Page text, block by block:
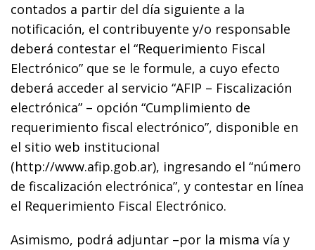
contados a partir del día siguiente a la
notificación, el contribuyente y/o responsable
deberá contestar el “Requerimiento Fiscal
Electrónico” que se le formule, a cuyo efecto
deberá acceder al servicio “AFIP – Fiscalización
electrónica” – opción “Cumplimiento de
requerimiento fiscal electrónico”, disponible en
el sitio web institucional
(http://www.afip.gob.ar), ingresando el “número
de fiscalización electrónica”, y contestar en línea
el Requerimiento Fiscal Electrónico.
Asimismo, podrá adjuntar –por la misma vía y